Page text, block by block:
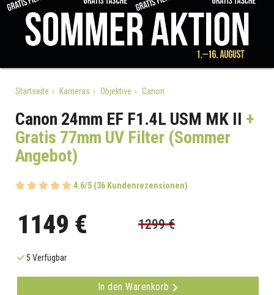
Startseite Kameras Objektive Canon
Canon 24mm EF F1.4L USM MK II +
Gratis 77mm UV Filter (Sommer
Angebot)
4.6/5 (36 Kundenrezensionen)
1149 € 1299 €
5 Verfügbar
In den Warenkorb